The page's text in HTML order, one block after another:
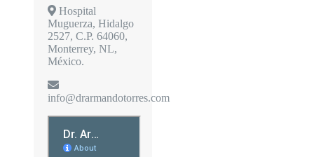
Hospital
Muguerza, Hidalgo
2527, C.P. 64060,
Monterrey, NL,
México.
info@drarmandotorres.com